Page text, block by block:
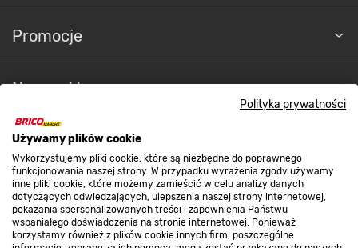
Polityka prywatności
Używamy plików cookie
Wykorzystujemy pliki cookie, które są niezbędne do poprawnego
funkcjonowania naszej strony. W przypadku wyrażenia zgody używamy
inne pliki cookie, które możemy zamieścić w celu analizy danych
dotyczących odwiedzających, ulepszenia naszej strony internetowej,
pokazania spersonalizowanych treści i zapewnienia Państwu
wspaniałego doświadczenia na stronie internetowej. Ponieważ
korzystamy również z plików cookie innych firm, poszczególne
Promocje
Nasze sklepy
O nas
Kontakt do sklepu
Strefa biznesu